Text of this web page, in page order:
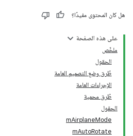
هل كان المحتوى مفيدًا؟
على هذه الصفحة
ملخّص
الحقول
طُرق وضع التصميم العامة
الإجراءات العامة
طُرق محمية
الحقول
mAirplaneMode
mAutoRotate